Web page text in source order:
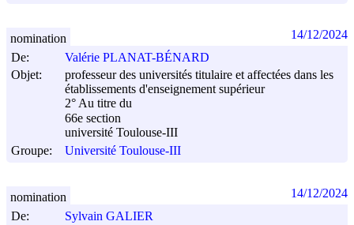
De:
Valérie PLANAT-BÉNARD
Objet:
professeur des universités titulaire et affectées dans les
établissements d'enseignement supérieur
2° Au titre du
66e section
université Toulouse-III
Groupe:
Université Toulouse-III
nomination 14/12/2024
De:
Sylvain GALIER
nomination 14/12/2024